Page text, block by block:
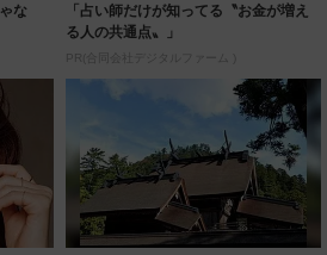
な
「占い師だけが知ってる〝お金が増え
る人の共通点〟」
PR(合同会社デジタルファーム )